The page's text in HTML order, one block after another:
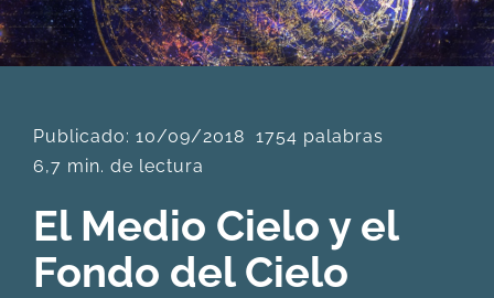
PRODUCTOS
ARTÍCULOS
ACERCA
CONTACTO
Publicado: 10/09/2018 1754 palabras
6,7 min. de lectura
El Medio Cielo y el
Fondo del Cielo